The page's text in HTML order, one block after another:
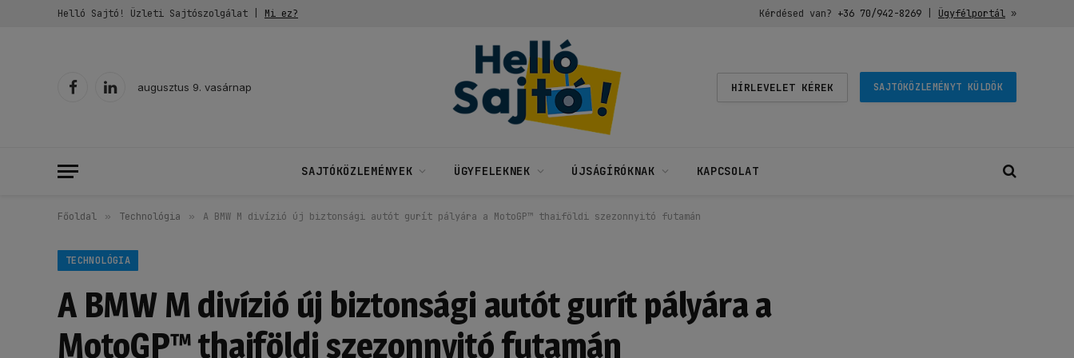
Helló Sajtó! Üzleti Sajtószolgálat | Mi ez? Kérdésed van? +36 70/942-8269| Ügyfélportál»
FacebookLinkedIn
augusztus 9. vasárnap HÍRLEVELET KÉREK SAJTÓKÖZLEMÉNYT KÜLDÖK
SAJTÓKÖZLEMÉNYEK ÜGYFELEKNEK ÚJSÁGÍRÓKNAK KAPCSOLAT
Főoldal » Technológia » A BMW M divízió új biztonsági autót gurít pályára a MotoGP™ thaiföldi szezonnyitó futamán
TECHNOLÓGIA
A BMW M divízió új biztonsági autót gurít pályára a
MotoGP™ thaiföldi szezonnyitó futamán